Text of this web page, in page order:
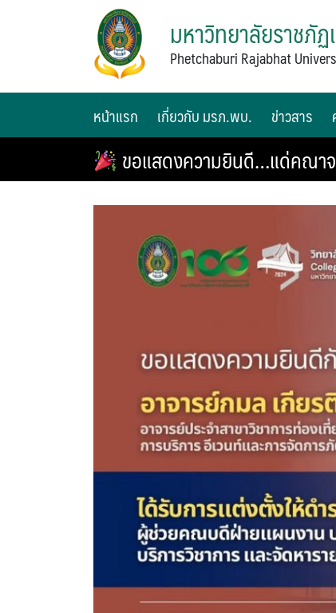
มหาวิทยาลัยราชภั
Phetchaburi Rajabhat
หน้าแรก เกี่ยวกับ มรภ.พบ. ข่าวสาร
ขอแสดงความยินดี…แด่คณา